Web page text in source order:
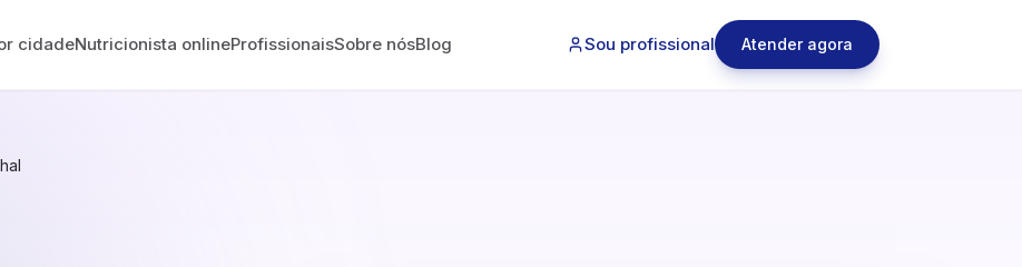
cidadeNutricionista onlineProfissionaisSobre nósBlog Sou profissional Atender agora